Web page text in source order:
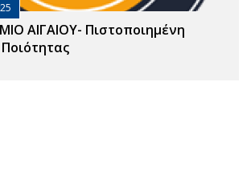
ΑΙΓΑΙΟΥ- Πιστοποιημένη